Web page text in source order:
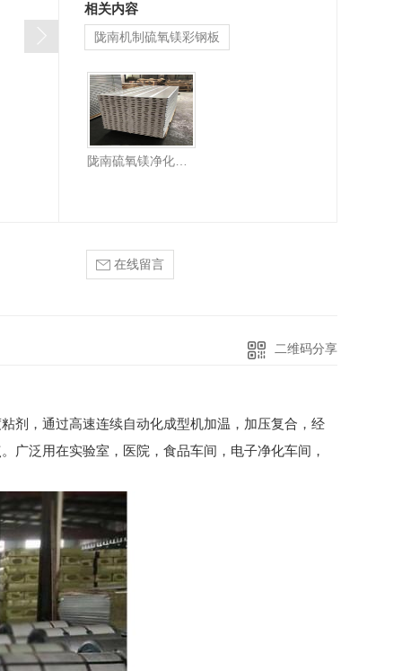
相关内容
陇南机制硫氧镁彩钢板
陇南硫氧镁净化板生产
在线留言
二维码分享
剂，通过高速连续自动化成型机加温，加压复合，经
广泛用在实验室，医院，食品车间，电子净化车间，